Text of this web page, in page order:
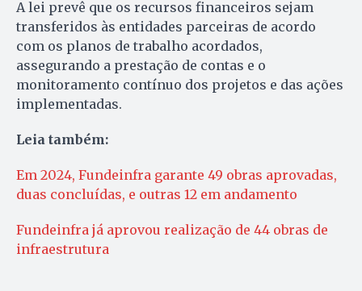
A lei prevê que os recursos financeiros sejam
transferidos às entidades parceiras de acordo
com os planos de trabalho acordados,
assegurando a prestação de contas e o
monitoramento contínuo dos projetos e das ações
implementadas.
Leia também:
Em 2024, Fundeinfra garante 49 obras aprovadas,
duas concluídas, e outras 12 em andamento
Fundeinfra já aprovou realização de 44 obras de
infraestrutura